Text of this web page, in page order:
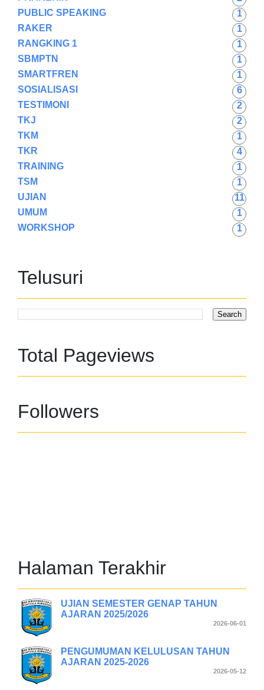
PUBLIC SPEAKING
1
RAKER
1
RANGKING 1
1
SBMPTN
1
SMARTFREN
1
SOSIALISASI
6
TESTIMONI
2
TKJ
2
TKM
1
TKR
4
TRAINING
1
TSM
1
UJIAN
11
UMUM
1
WORKSHOP
1
Telusuri
Total Pageviews
Followers
Halaman Terakhir
UJIAN SEMESTER GENAP TAHUN
AJARAN 2025/2026
2026-06-01
PENGUMUMAN KELULUSAN TAHUN
AJARAN 2025-2026
2026-05-12